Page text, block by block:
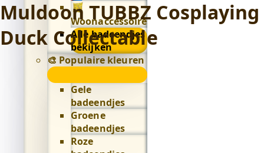
Woonaccessoires
Alle badeendjes
bekijken
🎨 Populaire kleuren
Populaire
kleuren
submenu
Gele
badeendjes
Groene
badeendjes
Roze
Muldoon TUBBZ Cosplaying
Duck Collectable